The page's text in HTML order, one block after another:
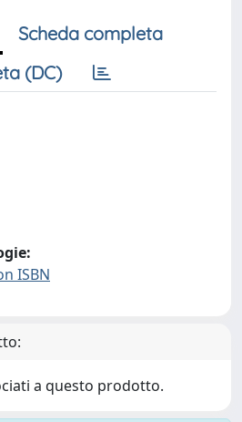
Scheda completa
(DC)
ISBN
a questo prodotto.